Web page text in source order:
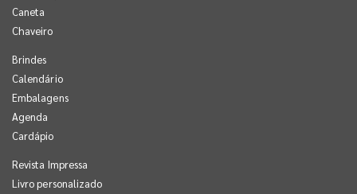
Caneta
Chaveiro
Brindes
Calendário
Embalagens
Agenda
Cardápio
Revista Impressa
Livro personalizado